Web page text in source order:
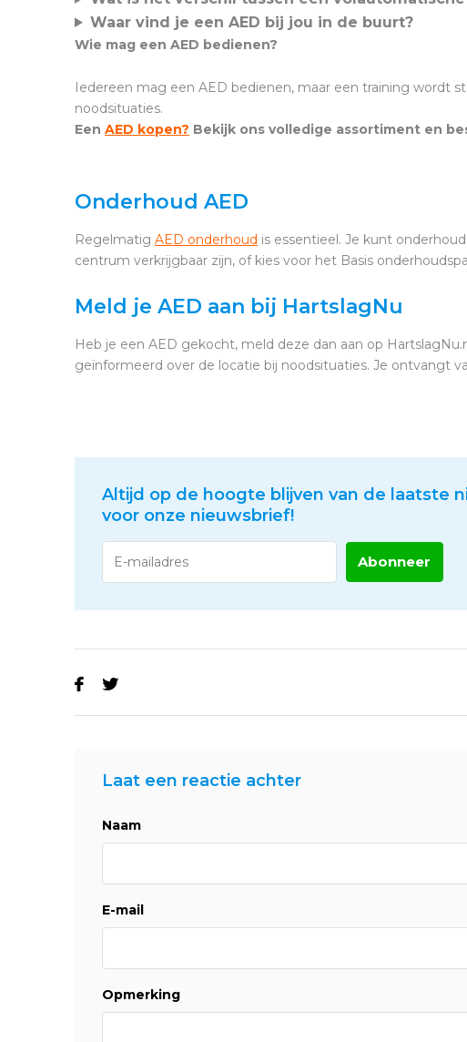
Waar vind je een AED bij jou in de buurt?
Wie mag een AED bedienen?
Iedereen mag een AED bedienen, maar een training wordt
noodsituaties.
Een AED kopen? Bekijk ons volledige assortiment en
Onderhoud AED
Regelmatig AED onderhoud is essentieel. Je kunt
centrum verkrijgbaar zijn, of kies voor het Basis
Meld je AED aan bij HartslagNu
Heb je een AED gekocht, meld deze dan aan op
geïnformeerd over de locatie bij noodsituaties. Je ontvangt
Altijd op de hoogte blijven van de laatste
voor onze nieuwsbrief!
Abonneer
Laat een reactie achter
Naam
E-mail
Opmerking